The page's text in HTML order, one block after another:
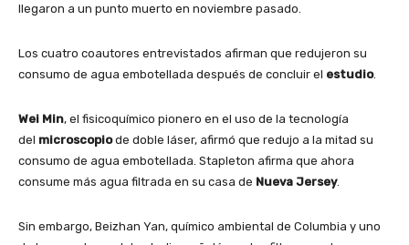
llegaron a un punto muerto en noviembre pasado.
Los cuatro coautores entrevistados afirman que redujeron su
consumo de agua embotellada después de concluir el estudio.
Wei Min, el fisicoquímico pionero en el uso de la tecnología
del microscopiode doble láser, afirmó que redujo a la mitad su
consumo de agua embotellada. Stapleton afirma que ahora
consume más agua filtrada en su casa de Nueva Jersey.
Sin embargo, Beizhan Yan, químico ambiental de Columbia y uno